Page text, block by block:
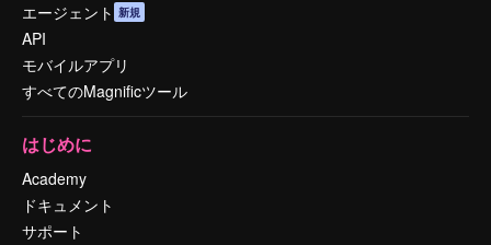
エージェント 新規
API
モバイルアプリ
すべてのMagnificツール
はじめに
Academy
ドキュメント
サポート